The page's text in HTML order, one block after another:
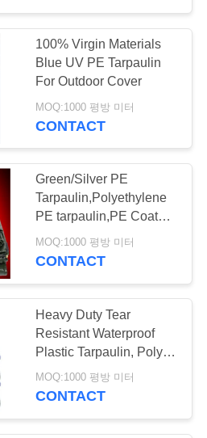
트 받이 천
핑백
100% Virgin Materials
Blue UV PE Tarpaulin
For Outdoor Cover
MOQ:1000 평방 미터
CONTACT
Green/Silver PE
Tarpaulin,Polyethylene
PE tarpaulin,PE Coated
Fabric
MOQ:1000 평방 미터
CONTACT
Heavy Duty Tear
Resistant Waterproof
Plastic Tarpaulin, Poly
Tarp Fabric, PE
Tarpaulin
MOQ:1000 평방 미터
CONTACT